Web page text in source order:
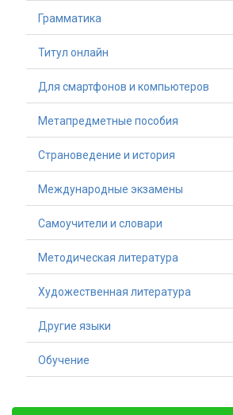
Грамматика
Титул онлайн
Для смартфонов и компьютеров
Метапредметные пособия
Страноведение и история
Международные экзамены
Самоучители и словари
Методическая литература
Художественная литература
Другие языки
Обучение